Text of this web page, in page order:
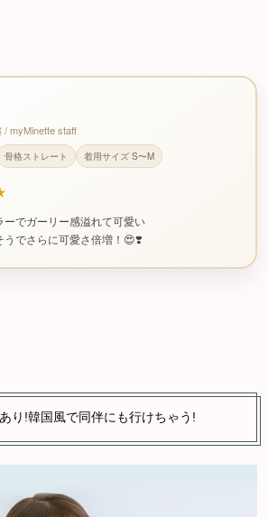
/ myMinette staff
骨格ストレート 着用サイズ S〜M
でガーリー感溢れて可愛い
うでさらに可愛さ倍増！😍❣️
り!韓国風で同伴にも行けちゃう!